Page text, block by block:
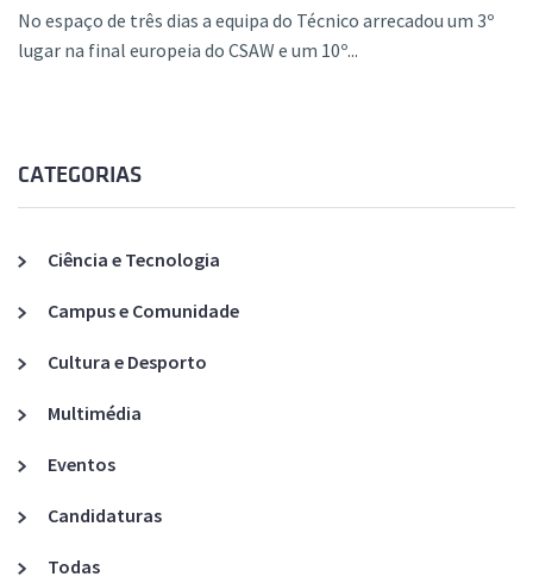
No espaço de três dias a equipa do Técnico arrecadou um 3º
lugar na final europeia do CSAW e um 10º...
CATEGORIAS
Ciência e Tecnologia
Campus e Comunidade
Cultura e Desporto
Multimédia
Eventos
Candidaturas
Todas